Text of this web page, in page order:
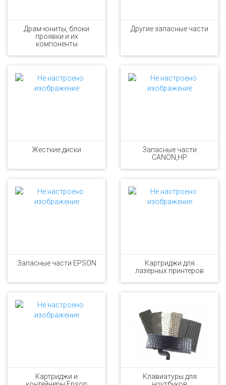
Драм-юниты, блоки
проявки и их
компоненты
Другие запасные части
Жесткие диски
Запасные части
CANON,HP
Запасные части EPSON
Картриджи для
лазерных принтеров
Картриджи и
Клавиатуры для